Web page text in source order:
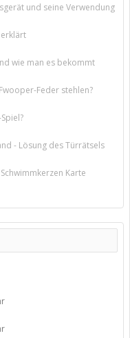
und seine Verwendung
erklärt
wie man es bekommt
Feder stehlen?
- Lösung des Türrätsels
Karte